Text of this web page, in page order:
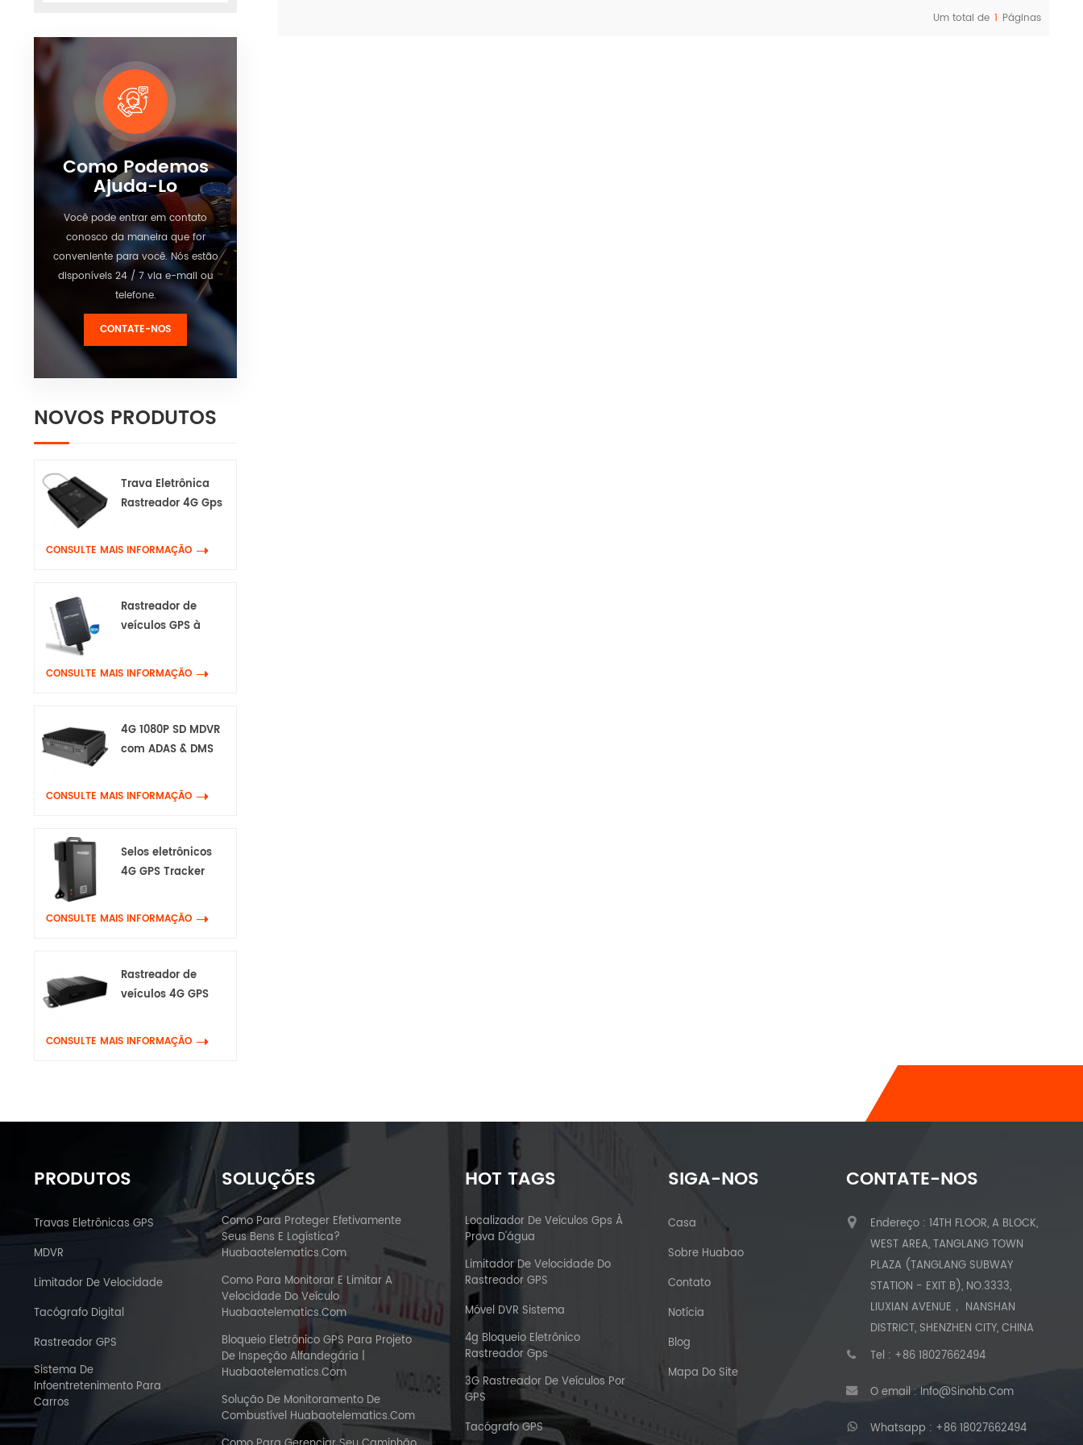
Como Podemos
Ajuda-Lo
Você pode entrar em contato
conosco da maneira que for
conveniente para você. Nós estão
disponíveis 24 / 7 via e-mail ou
telefone.
CONTATE-NOS
NOVOS PRODUTOS
Trava Eletrônica
Rastreador 4G Gps
CONSULTE MAIS INFORMAÇÃO
Rastreador de
veículos GPS à
CONSULTE MAIS INFORMAÇÃO
4G 1080P SD MDVR
com ADAS & DMS
CONSULTE MAIS INFORMAÇÃO
Selos eletrônicos
4G GPS Tracker
CONSULTE MAIS INFORMAÇÃO
Rastreador de
veículos 4G GPS
CONSULTE MAIS INFORMAÇÃO
Um total de 1 Páginas
PRODUTOS
Travas Eletrônicas GPS
MDVR
Limitador De Velocidade
Tacógrafo Digital
Rastreador GPS
Sistema De
Infoentretenimento Para
Carros
SOLUÇÕES
Como Para Proteger Efetivamente
Seus Bens E Logística?
Huabaotelematics.com
Como Para Monitorar E Limitar A
Velocidade Do Veículo
Huabaotelematics.com
Bloqueio Eletrônico GPS Para Projeto
De Inspeção Alfandegária |
Huabaotelematics.com
Solução De Monitoramento De
Combustível Huabaotelematics.com
HOT TAGS
Localizador De Veículos Gps À
Prova D'água
Limitador De Velocidade Do
Rastreador GPS
Móvel DVR Sistema
4g Bloqueio Eletrônico
Rastreador Gps
3G Rastreador De Veículos Por
GPS
Tacógrafo GPS
SIGA-NOS
Casa
Sobre Huabao
Contato
Notícia
Blog
Mapa Do Site
CONTATE-NOS
Endereço : 14TH FLOOR, A BLOCK,
WEST AREA, TANGLANG TOWN
PLAZA (TANGLANG SUBWAY
STATION - EXIT B), NO.3333,
LIUXIAN AVENUE， NANSHAN
DISTRICT, SHENZHEN CITY, CHINA
Tel : +86 18027662494
O email :Info@sinohb.com
Whatsapp : +86 18027662494